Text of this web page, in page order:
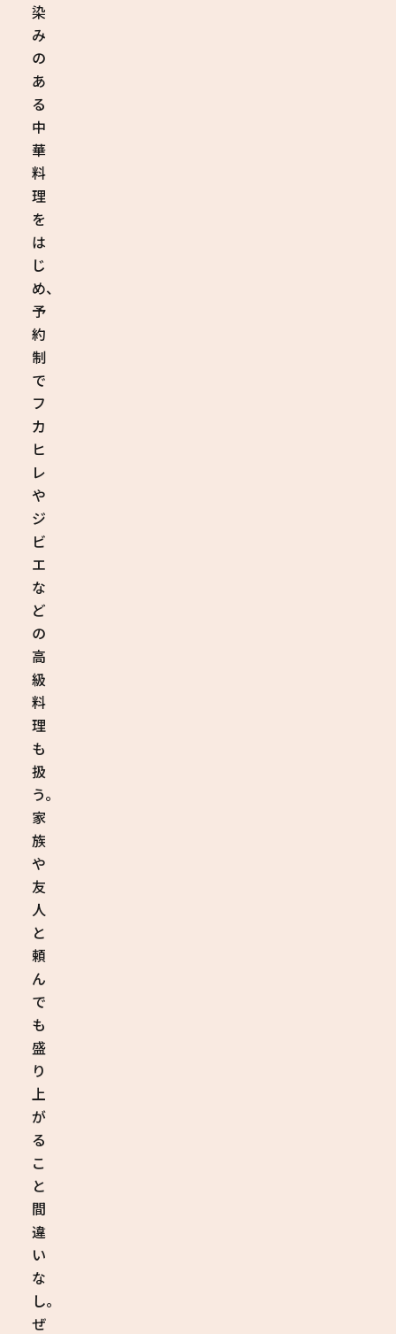
染
み
の
あ
る
中
華
料
理
を
は
じ
め、
予
約
制
で
フ
カ
ヒ
レ
や
ジ
ビ
エ
な
ど
の
高
級
料
理
も
扱
う。
家
族
や
友
人
と
頼
ん
で
も
盛
り
上
が
る
こ
と
間
違
い
な
し。
ぜ